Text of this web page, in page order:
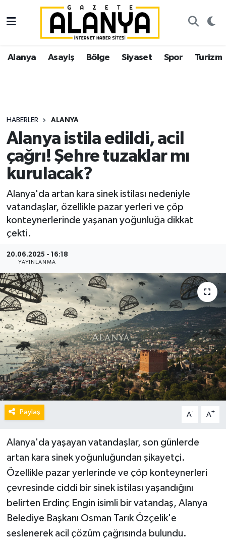
Alanya Asayiş Bölge Siyaset Spor Turizm
HABERLER ALANYA
Alanya istila edildi, acil
çağrı! Şehre tuzaklar mı
kurulacak?
Alanya'da artan kara sinek istilası nedeniyle
vatandaşlar, özellikle pazar yerleri ve çöp
konteynerlerinde yaşanan yoğunluğa dikkat
çekti.
20.06.2025 - 16:18
YAYINLANMA
Paylaş A- A+
Alanya'da yaşayan vatandaşlar, son günlerde
artan kara sinek yoğunluğundan şikayetçi.
Özellikle pazar yerlerinde ve çöp konteynerleri
çevresinde ciddi bir sinek istilası yaşandığını
belirten Erdinç Engin isimli bir vatandaş, Alanya
Belediye Başkanı Osman Tarık Özçelik'e
seslenerek acil çözüm çağrısında bulundu.
Alanya
Asayiş
Siyaset
Spor
Turizm
Ekonomi
Gazipaşa
İstanbul Nöbetçi Eczaneler
İstanbul Hava Durumu
Süper Lig Puan Durumu ve Fikstür
Tüm Manşetler
Son Dakika Haberleri
Haber Arşivi